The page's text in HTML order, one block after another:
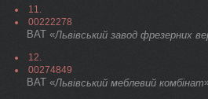
11.
00222278
ВАТ «Львівський завод фрезерних
12.
00274849
ВАТ «Львівський меблевий комбінат